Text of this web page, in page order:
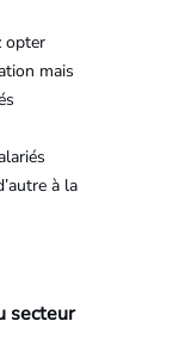
opter
mais
à la
secteur